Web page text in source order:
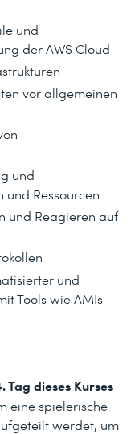
und
der AWS Cloud
vor allgemeinen
und
Ressourcen
und Reagieren auf
und
Tools wie AMIs
Tag dieses Kurses
eine spielerische
werdet, um